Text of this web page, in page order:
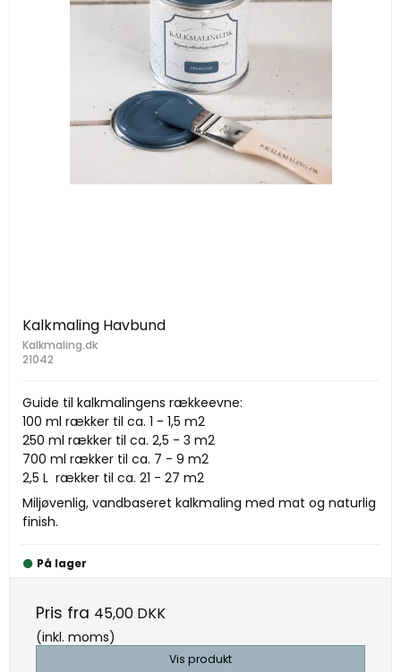
Kalkmaling Havbund
Kalkmaling.dk
21042
Guide til kalkmalingens rækkeevne:
100 ml rækker til ca. 1 - 1,5 m2
250 ml rækker til ca. 2,5 - 3 m2
700 ml rækker til ca. 7 - 9 m2
2,5 L rækker til ca. 21 - 27 m2
Miljøvenlig, vandbaseret kalkmaling med mat og naturlig
finish.
På lager
Pris fra 45,00 DKK
(inkl. moms)
Vis produkt